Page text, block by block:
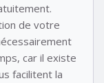
de votre
car il existe
facilitent la